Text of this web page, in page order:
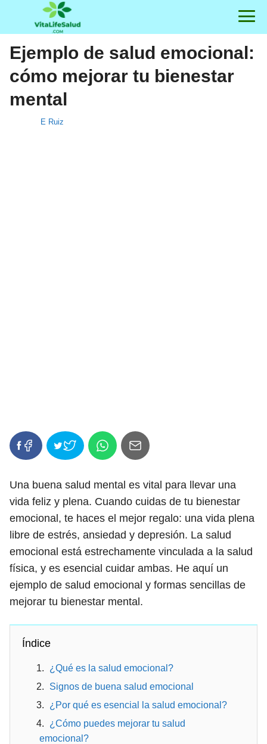
Ejemplo de salud emocional:
cómo mejorar tu bienestar
mental
E Ruiz
Una buena salud mental es vital para llevar una
vida feliz y plena. Cuando cuidas de tu bienestar
emocional, te haces el mejor regalo: una vida plena
libre de estrés, ansiedad y depresión. La salud
emocional está estrechamente vinculada a la salud
física, y es esencial cuidar ambas. He aquí un
ejemplo de salud emocional y formas sencillas de
mejorar tu bienestar mental.
Índice
¿Qué es la salud emocional?
Signos de buena salud emocional
¿Por qué es esencial la salud emocional?
¿Cómo puedes mejorar tu salud
emocional?